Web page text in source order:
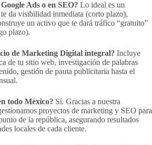
Ads o en SEO? Lo ideal es un
da visibilidad inmediata (corto plazo),
un activo que te dará tráfico “gratuito”
plazo).
de Marketing Digital integral? Incluye
de tu sitio web, investigación de palabras
gestión de pauta publicitaria hasta el
todo México? Sí. Gracias a nuestra
proyectos de marketing y SEO para
de la república, asegurando resultados
locales de cada cliente.